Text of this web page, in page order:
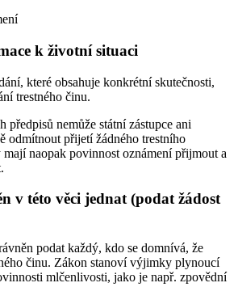
k životní situaci
které obsahuje konkrétní skutečnosti,
trestného činu.
předpisů nemůže státní zástupce ani
odmítnout přijetí žádného trestního
naopak povinnost oznámení přijmout a
v této věci jednat (podat žádost
podat každý, kdo se domnívá, že
činu. Zákon stanoví výjimky plynoucí
mlčenlivosti, jako je např. zpovědní